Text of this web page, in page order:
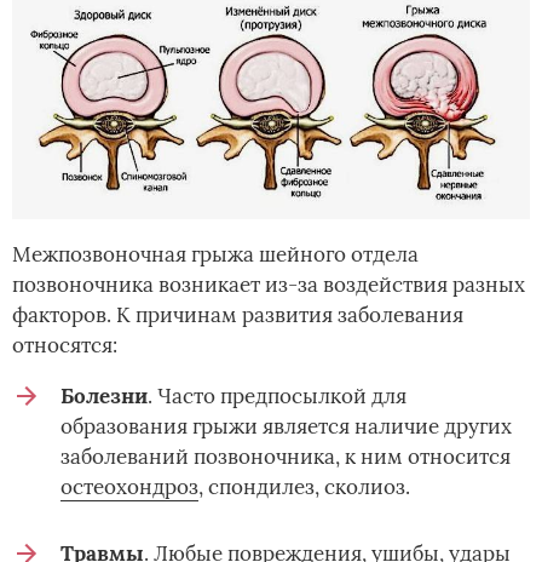
Межпозвоночная грыжа шейного отдела
позвоночника возникает из-за воздействия разных
факторов. К причинам развития заболевания
относятся:
Болезни. Часто предпосылкой для
образования грыжи является наличие других
заболеваний позвоночника, к ним относится
остеохондроз, спондилез, сколиоз.
Травмы. Любые повреждения, ушибы, удары